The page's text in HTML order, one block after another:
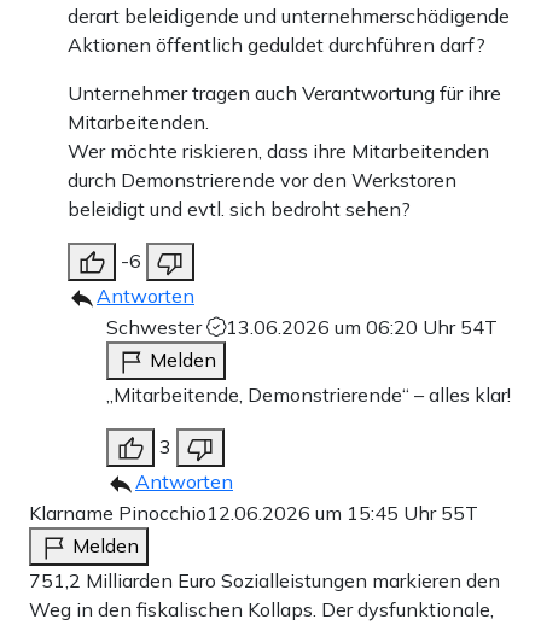
derart beleidigende und unternehmerschädigende
Aktionen öffentlich geduldet durchführen darf?
Unternehmer tragen auch Verantwortung für ihre
Mitarbeitenden.
Wer möchte riskieren, dass ihre Mitarbeitenden
durch Demonstrierende vor den Werkstoren
beleidigt und evtl. sich bedroht sehen?
-6
Antworten
Schwester
13.06.2026 um 06:20 Uhr 54T
Melden
„Mitarbeitende, Demonstrierende“ – alles klar!
3
Antworten
Klarname Pinocchio12.06.2026 um 15:45 Uhr 55T
Melden
751,2 Milliarden Euro Sozialleistungen markieren den
Weg in den fiskalischen Kollaps. Der dysfunktionale,